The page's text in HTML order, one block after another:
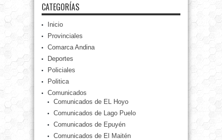
CATEGORÍAS
Inicio
Provinciales
Comarca Andina
Deportes
Policiales
Politica
Comunicados
Comunicados de EL Hoyo
Comunicados de Lago Puelo
Comunicados de Epuyén
Comunicados de El Maitén